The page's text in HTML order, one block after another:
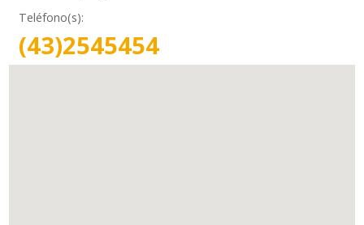
Teléfono(s):
(43)2545454